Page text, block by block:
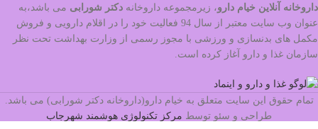
داروخانه آنلاین خیام دارو، زیرمجموعه داروخانه دکتر شورابی می باشد،به
عنوان وب سایت معتبر از سال 94 فعالیت خود را در اقلام دارویی و فروش
مکمل های بدنسازی و ورزشی با مجوز رسمی از وزارت بهداشت تحت نظر
سازمان غذا و دارو آغاز کرده است.
تمام حقوق این سایت متعلق به خیام دارو(داروخانه دکتر شورابی) می باشد.
طراحی و سئو توسط مرکز تکنولوژی هوشمند شهرجاب